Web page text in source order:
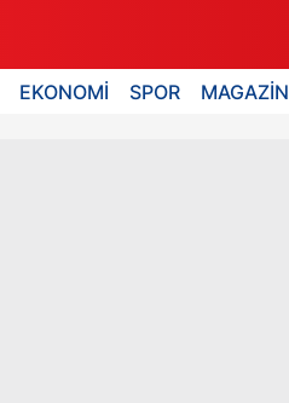
EKONOMİ SPOR MAGAZİN